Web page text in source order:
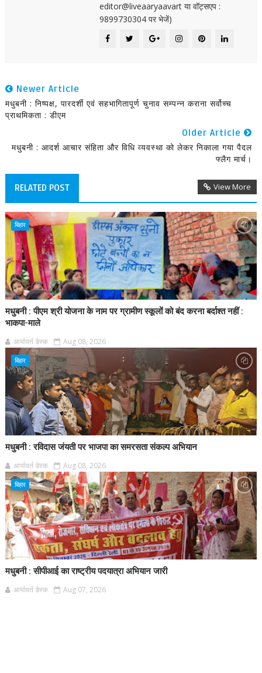
editor@liveaaryaavart या वॉट्सएप :
9899730304 पर भेजें)
Newer Article
मधुबनी : निष्पक्ष, पारदर्शी एवं सहभागितापूर्ण चुनाव सम्पन्न कराना सर्वोच्च
प्राथमिकता : डीएम
Older Article
मधुबनी : आदर्श आचार संहिता और विधि व्यवस्था को लेकर निकाला गया पैदल
फ्लैग मार्च।
RELATED POST View More
बिहार
मधुबनी : पीएम श्री योजना के नाम पर ग्रामीण स्कूलों को बंद करना बर्दाश्त नहीं :
भाकपा-माले
आर्यावर्त डेस्क Aug 08, 2026
बिहार
मधुबनी : रविदास जंयती पर भाजपा का समरसता संकल्प अभियान
आर्यावर्त डेस्क Aug 08, 2026
बिहार
मधुबनी : सीपीआई का राष्ट्रीय पदयात्रा अभियान जारी
आर्यावर्त डेस्क Aug 07, 2026